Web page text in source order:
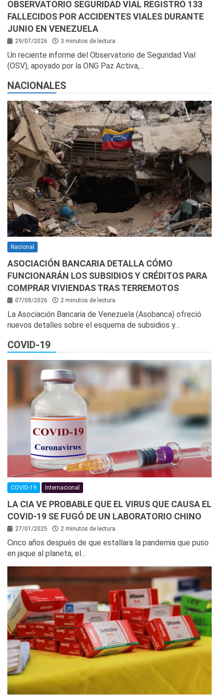
OBSERVATORIO SEGURIDAD VIAL REGISTRÓ 133
FALLECIDOS POR ACCIDENTES VIALES DURANTE
JUNIO EN VENEZUELA
29/07/2026 3 minutos de lectura
Un reciente informe del Observatorio de Seguridad Vial
(OSV), apoyado por la ONG Paz Activa,…
NACIONALES
Nacional
ASOCIACIÓN BANCARIA DETALLA CÓMO
FUNCIONARÁN LOS SUBSIDIOS Y CRÉDITOS PARA
COMPRAR VIVIENDAS TRAS TERREMOTOS
07/08/2026 2 minutos de lectura
La Asociación Bancaria de Venezuela (Asobanca) ofreció
nuevos detalles sobre el esquema de subsidios y…
COVID-19
COVID-19 Internacional
LA CIA VE PROBABLE QUE EL VIRUS QUE CAUSA EL
COVID-19 SE FUGÓ DE UN LABORATORIO CHINO
27/01/2025 2 minutos de lectura
Cinco años después de que estallara la pandemia que puso
en jaque al planeta, el…